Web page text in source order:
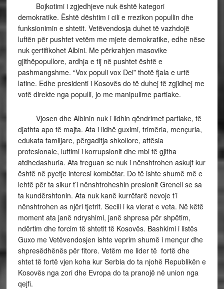
Bojkotimi i zgjedhjeve nuk është kategori
demokratike. Është dështim i cili e rrezikon popullin dhe
funksionimin e shtetit. Vetëvendosja duhet të vazhdojë
luftën për pushtet vetëm me mjete demokratike, edhe nëse
nuk çertifikohet Albini. Me përkrahjen masovike
gjithëpopullore, ardhja e tij në pushtet është e
pashmangshme. “Vox populi vox Dei” thotë fjala e urtë
latine. Edhe presidenti i Kosovës do të duhej të zgjidhej me
votë direkte nga populli, jo me manipulime partiake.
Vjosen dhe Albinin nuk i lidhin qëndrimet partiake, të
djathta apo të majta. Ata i lidhë guximi, trimëria, mençuria,
edukata familjare, përgaditja shkollore, aftësia
profesionale, luftimi i korrupsionit dhe mbi të gjitha
atdhedashuria. Ata treguan se nuk i nënshtrohen askujt kur
është në pyetje interesi kombëtar. Do të ishte shumë më e
lehtë për ta sikur t’i nënshtroheshin presionit Grenell se sa
ta kundërshtonin. Ata nuk kanë kurrëfarë nevoje t’i
nënshtrohen as njëri tjetrit. Secili i ka vlerat e veta. Në këtë
moment ata janë ndryshimi, janë shpresa për shpëtim,
ndërtim dhe forcim të shtetit të Kosovës. Bashkimi i listës
Guxo me Vetëvendosjen ishte veprim shumë i mençur dhe
shpresëdhënës për fitore. Vetëm me lider të fortë dhe
shtet të fortë vjen koha kur Serbia do ta njohë Republikën e
Kosovës nga zori dhe Evropa do ta pranojë në union nga
qejfi.